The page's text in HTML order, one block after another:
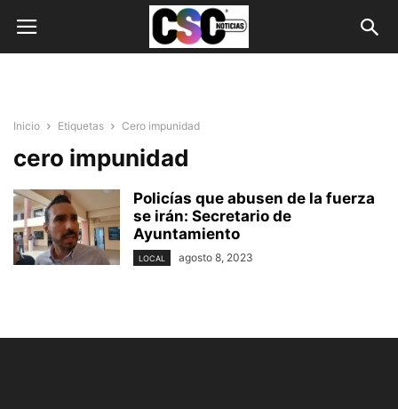
Inicio Etiquetas Cero impunidad
cero impunidad
Policías que abusen de la fuerza
se irán: Secretario de
Ayuntamiento
LOCAL agosto 8, 2023